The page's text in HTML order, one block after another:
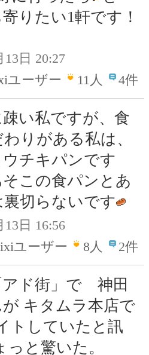
りたい1軒です！
13日 20:27
ユーザー
11人 4件
い私ですが、食
りがある私は、
チキパンです
この食パンとあ
切らないです
13日 16:56
ユーザー
8人 2件
アド街」で 神田
キタムラ本店で
トしていたと訊
っと驚いた。